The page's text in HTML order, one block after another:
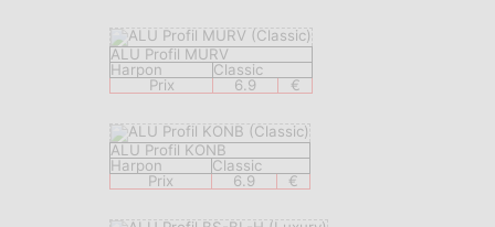
ALU Profil MURV
Harpon
Classic
Prix
6.9 €
ALU Profil KONB
Harpon
Classic
Prix
6.9 €